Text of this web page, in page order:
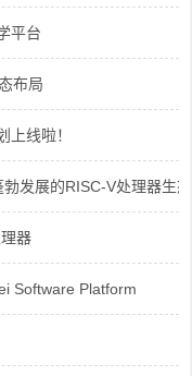
平台
布局
线啦！
发展的RISC-V处理器生态
器
Software Platform